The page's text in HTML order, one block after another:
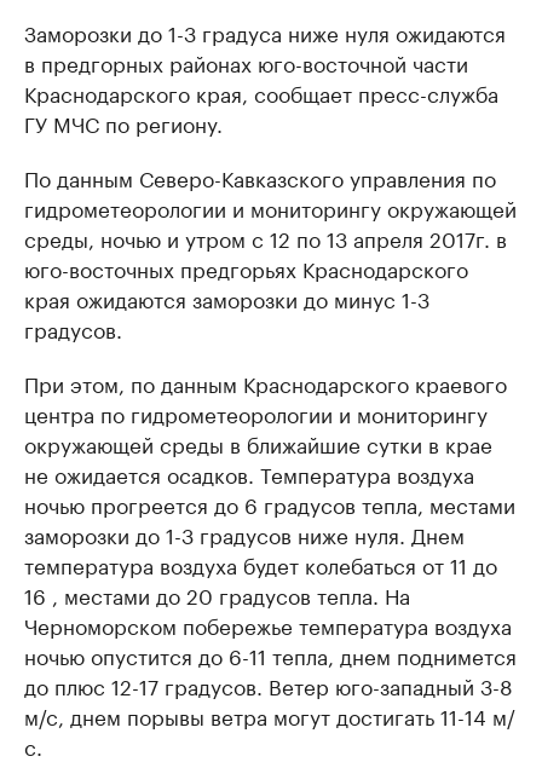
Заморозки до 1-3 градуса ниже нуля ожидаются
в предгорных районах юго-восточной части
Краснодарского края, сообщает пресс-служба
ГУ МЧС по региону.
По данным Северо-Кавказского управления по
гидрометеорологии и мониторингу окружающей
среды, ночью и утром с 12 по 13 апреля 2017г. в
юго-восточных предгорьях Краснодарского
края ожидаются заморозки до минус 1-3
градусов.
При этом, по данным Краснодарского краевого
центра по гидрометеорологии и мониторингу
окружающей среды в ближайшие сутки в крае
не ожидается осадков. Температура воздуха
ночью прогреется до 6 градусов тепла, местами
заморозки до 1-3 градусов ниже нуля. Днем
температура воздуха будет колебаться от 11 до
16 , местами до 20 градусов тепла. На
Черноморском побережье температура воздуха
ночью опустится до 6-11 тепла, днем поднимется
до плюс 12-17 градусов. Ветер юго-западный 3-8
м/с, днем порывы ветра могут достигать 11-14 м/
с.